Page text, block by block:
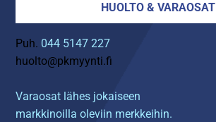
HUOLTO & VARAOSAT
Puh. 044 5147 227
huolto@pkmyynti.fi
Varaosat lähes jokaiseen
markkinoilla oleviin merkkeihin.